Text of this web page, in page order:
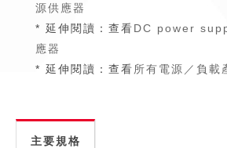
源供應器
* 延伸閱讀：查看DC power
應器
* 延伸閱讀：查看所有電源／負載
主要規格